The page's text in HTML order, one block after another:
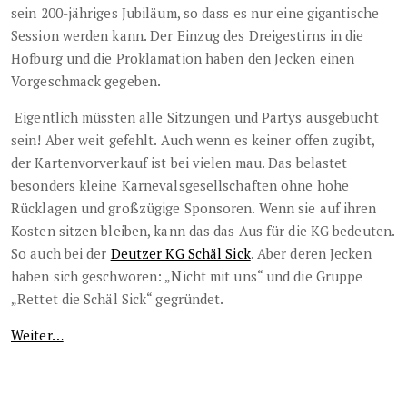
sein 200-jähriges Jubiläum, so dass es nur eine gigantische
Session werden kann. Der Einzug des Dreigestirns in die
Hofburg und die Proklamation haben den Jecken einen
Vorgeschmack gegeben.
Eigentlich müssten alle Sitzungen und Partys ausgebucht
sein! Aber weit gefehlt. Auch wenn es keiner offen zugibt,
der Kartenvorverkauf ist bei vielen mau. Das belastet
besonders kleine Karnevalsgesellschaften ohne hohe
Rücklagen und großzügige Sponsoren. Wenn sie auf ihren
Kosten sitzen bleiben, kann das das Aus für die KG bedeuten.
So auch bei der Deutzer KG Schäl Sick. Aber deren Jecken
haben sich geschworen: „Nicht mit uns“ und die Gruppe
„Rettet die Schäl Sick“ gegründet.
Weiter…